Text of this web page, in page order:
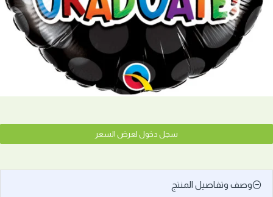
سجل دخول لعرض السعر
وصف وتفاصيل المنتج